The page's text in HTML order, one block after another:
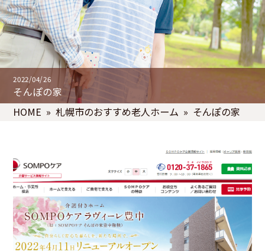
2022/04/26
そんぽの家
HOME »札幌市のおすすめ老人ホーム » そんぽの家